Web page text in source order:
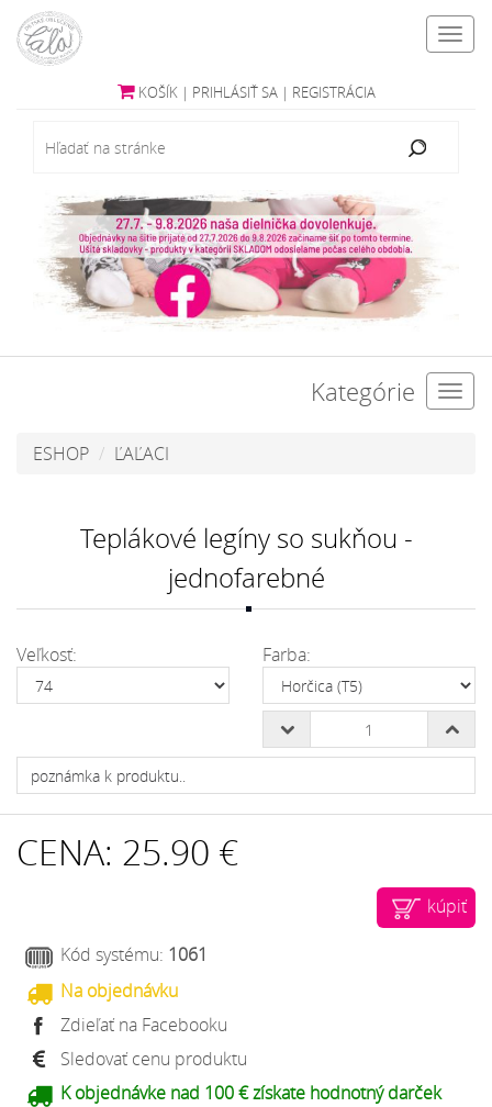
KOŠÍK | PRIHLÁSIŤ SA | REGISTRÁCIA
Kategórie
ESHOP ĽAĽACI
Teplákové legíny so sukňou -
jednofarebné
Veľkosť: Farba:
CENA: 25.90 €
kúpiť
Kód systému: 1061
Na objednávku
Zdieľať na Facebooku
Sledovať cenu produktu
K objednávke nad 100 € získate hodnotný darček